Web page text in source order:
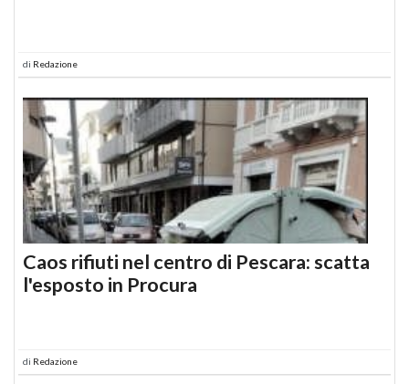
di Redazione
Caos rifiuti nel centro di Pescara: scatta
l'esposto in Procura
di Redazione